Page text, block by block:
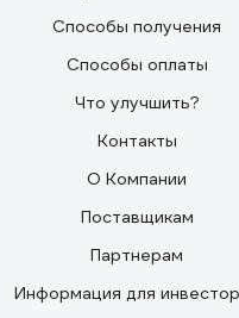
Способы получения
Способы оплаты
Что улучшить?
Контакты
О Компании
Поставщикам
Партнерам
Информация для